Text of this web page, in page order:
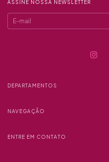
ASSINE NOSSA NEWSLETTER
DEPARTAMENTOS
NAVEGAÇÃO
ENTRE EM CONTATO